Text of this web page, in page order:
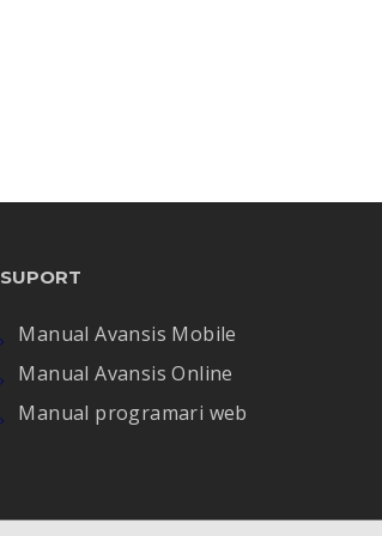
SUPORT
Manual Avansis Mobile
Manual Avansis Online
Manual programari web